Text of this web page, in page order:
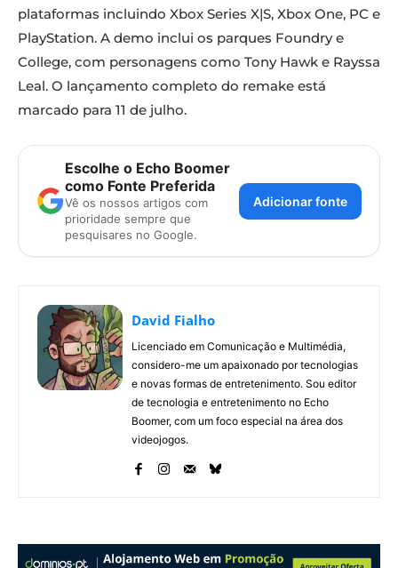
plataformas incluindo Xbox Series X|S, Xbox One, PC e
PlayStation. A demo inclui os parques Foundry e
College, com personagens como Tony Hawk e Rayssa
Leal. O lançamento completo do remake está
marcado para 11 de julho.
Escolhe o Echo Boomer
como Fonte Preferida
Vê os nossos artigos com
prioridade sempre que
pesquisares no Google.
Adicionar fonte
David Fialho
Licenciado em Comunicação e Multimédia,
considero-me um apaixonado por tecnologias
e novas formas de entretenimento. Sou editor
de tecnologia e entretenimento no Echo
Boomer, com um foco especial na área dos
videojogos.